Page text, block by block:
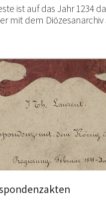
ist auf das Jahr 1234
mit dem Diözesanarchiv